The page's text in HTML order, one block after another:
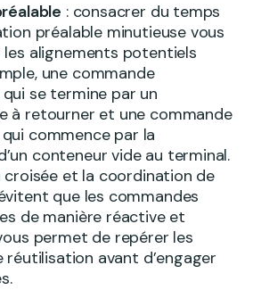
: consacrer du temps
préalable minutieuse vous
les alignements potentiels
une commande
se termine par un
à retourner et une commande
commence par la
conteneur vide au terminal.
croisée et la coordination de
que les commandes
de manière réactive et
permet de repérer les
réutilisation avant d’engager